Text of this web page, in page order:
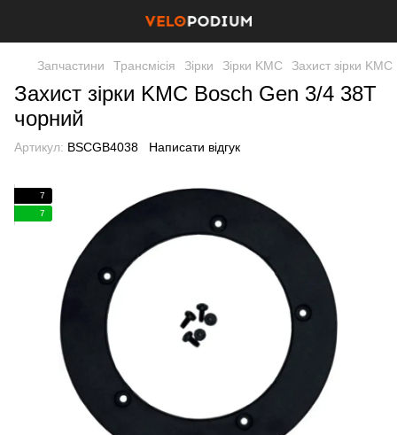
Запчастини Трансмісія Зірки Зірки KMC Захист зірки
Захист зірки KMC Bosch Gen 3/4 38Т
чорний
Артикул: BSCGB4038 Написати відгук
7
7